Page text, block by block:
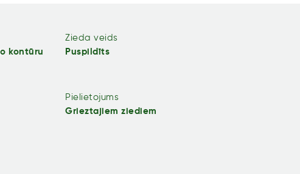
kontūru
Zieda veids
Puspildīts
Pielietojums
Grieztajiem ziediem